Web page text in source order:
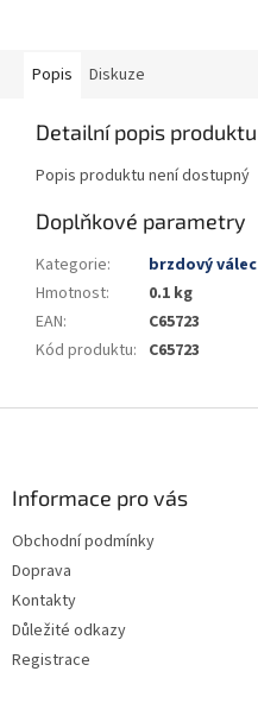
Popis Diskuze
Detailní popis produktu
Popis produktu není dostupný
Doplňkové parametry
Kategorie:
brzdový válec
Hmotnost:
0.1 kg
EAN:
C65723
Kód produktu: C65723
Informace pro vás
Obchodní podmínky
Doprava
Kontakty
Důležité odkazy
Registrace